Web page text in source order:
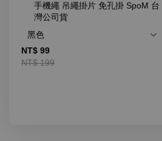
手機繩 吊繩掛片 免孔掛 SpoM 台
灣公司貨
NT$ 99
NT$ 199